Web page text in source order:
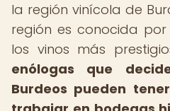
la región vinícola de
región es conocida
los vinos más
enólogas que
Burdeos pueden